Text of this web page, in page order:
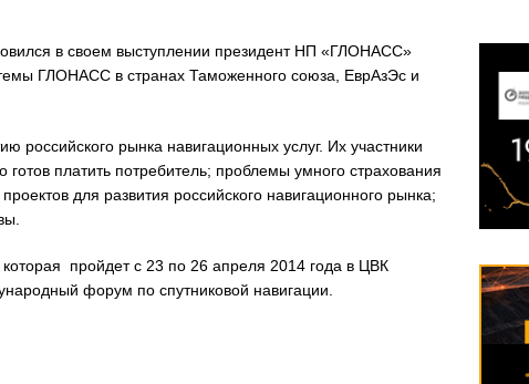
в своем выступлении президент НП «ГЛОНАСС»
ГЛОНАСС в странах Таможенного союза, ЕврАзЭс и
рынка навигационных услуг. Их участники
платить потребитель; проблемы умного страхования
для развития российского навигационного рынка;
пройдет с 23 по 26 апреля 2014 года в ЦВК
форум по спутниковой навигации.